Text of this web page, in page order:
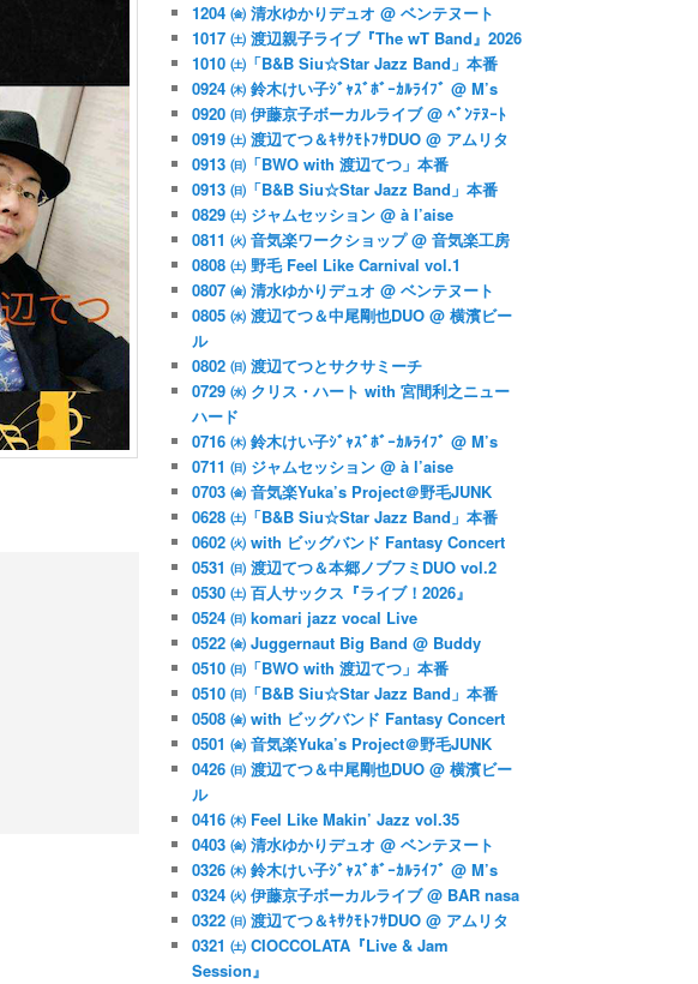
1204 ㈮ 清水ゆかりデュオ @ ベンテヌート
1017 ㈯ 渡辺親子ライブ『The wT Band』2026
1010 ㈯「B&B Siu☆Star Jazz Band」本番
0924 ㈭ 鈴木けい子ｼﾞｬｽﾞﾎﾞｰｶﾙﾗｲﾌﾞ @ M’s
0920 ㈰ 伊藤京子ボーカルライブ @ ﾍﾞﾝﾃﾇｰﾄ
0919 ㈯ 渡辺てつ＆ｷｻｸﾓﾄﾌｻDUO @ アムリタ
0913 ㈰「BWO with 渡辺てつ」本番
0913 ㈰「B&B Siu☆Star Jazz Band」本番
0829 ㈯ ジャムセッション @ à l’aise
0811 ㈫ 音気楽ワークショップ @ 音気楽工房
0808 ㈯ 野毛 Feel Like Carnival vol.1
0807 ㈮ 清水ゆかりデュオ @ ベンテヌート
0805 ㈬ 渡辺てつ＆中尾剛也DUO @ 横濱ビー
ル
0802 ㈰ 渡辺てつとサクサミーチ
0729 ㈬ クリス・ハート with 宮間利之ニュー
ハード
0716 ㈭ 鈴木けい子ｼﾞｬｽﾞﾎﾞｰｶﾙﾗｲﾌﾞ @ M’s
0711 ㈰ ジャムセッション @ à l’aise
0703 ㈮ 音気楽Yuka’s Project＠野毛JUNK
0628 ㈯「B&B Siu☆Star Jazz Band」本番
0602 ㈫ with ビッグバンド Fantasy Concert
0531 ㈰ 渡辺てつ＆本郷ノブフミDUO vol.2
0530 ㈯ 百人サックス『ライブ！2026』
0524 ㈰ komari jazz vocal Live
0522 ㈮ Juggernaut Big Band @ Buddy
0510 ㈰「BWO with 渡辺てつ」本番
0510 ㈰「B&B Siu☆Star Jazz Band」本番
0508 ㈮ with ビッグバンド Fantasy Concert
0501 ㈮ 音気楽Yuka’s Project＠野毛JUNK
0426 ㈰ 渡辺てつ＆中尾剛也DUO @ 横濱ビー
ル
0416 ㈭ Feel Like Makin’ Jazz vol.35
0403 ㈮ 清水ゆかりデュオ @ ベンテヌート
0326 ㈭ 鈴木けい子ｼﾞｬｽﾞﾎﾞｰｶﾙﾗｲﾌﾞ @ M’s
0324 ㈫ 伊藤京子ボーカルライブ @ BAR nasa
0322 ㈰ 渡辺てつ＆ｷｻｸﾓﾄﾌｻDUO @ アムリタ
0321 ㈯ CIOCCOLATA『Live & Jam
Session』